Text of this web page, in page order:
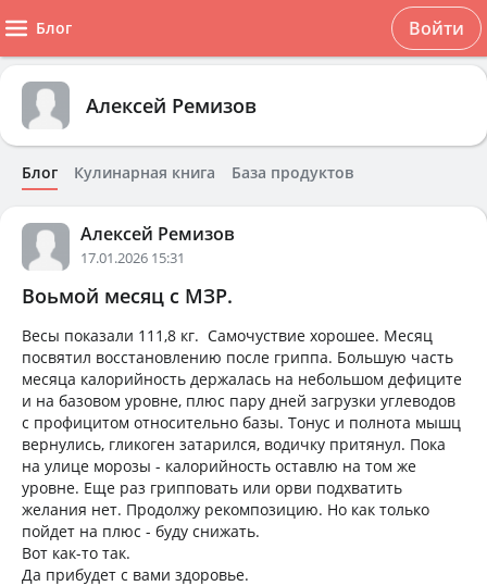
Блог Войти
Алексей Ремизов
Блог Кулинарная книга База продуктов
Алексей Ремизов
17.01.2026 15:31
Воьмой месяц с МЗР.
Весы показали 111,8 кг. Самочуствие хорошее. Месяц
посвятил восстановлению после гриппа. Большую часть
месяца калорийность держалась на небольшом дефиците
и на базовом уровне, плюс пару дней загрузки углеводов
с профицитом относительно базы. Тонус и полнота мышц
вернулись, гликоген затарился, водичку притянул. Пока
на улице морозы - калорийность оставлю на том же
уровне. Еще раз грипповать или орви подхватить
желания нет. Продолжу рекомпозицию. Но как только
пойдет на плюс - буду снижать.
Вот как-то так.
Да прибудет с вами здоровье.